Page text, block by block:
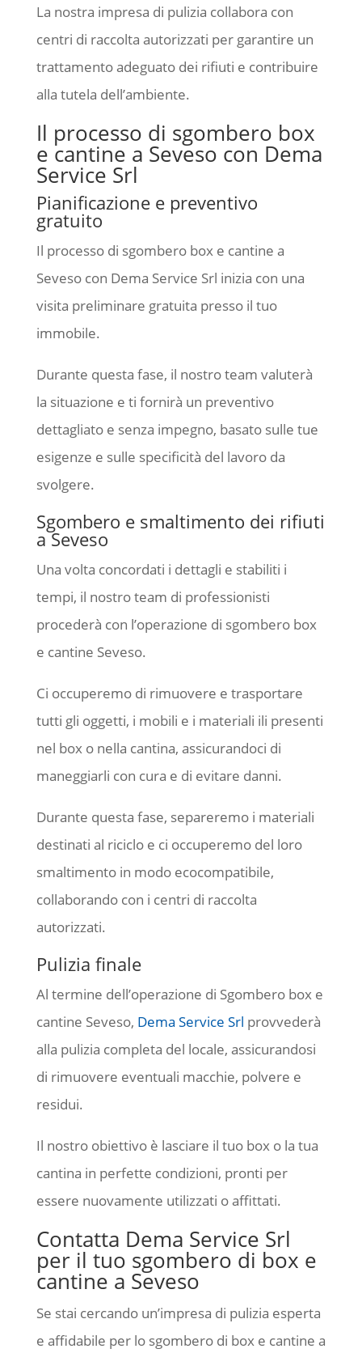
La nostra impresa di pulizia collabora con
centri di raccolta autorizzati per garantire un
trattamento adeguato dei rifiuti e contribuire
alla tutela dell’ambiente.
Il processo di sgombero box
e cantine a Seveso con Dema
Service Srl
Pianificazione e preventivo
gratuito
Il processo di sgombero box e cantine a
Seveso con Dema Service Srl inizia con una
visita preliminare gratuita presso il tuo
immobile.
Durante questa fase, il nostro team valuterà
la situazione e ti fornirà un preventivo
dettagliato e senza impegno, basato sulle tue
esigenze e sulle specificità del lavoro da
svolgere.
Sgombero e smaltimento dei rifiuti
a Seveso
Una volta concordati i dettagli e stabiliti i
tempi, il nostro team di professionisti
procederà con l’operazione di sgombero box
e cantine Seveso.
Ci occuperemo di rimuovere e trasportare
tutti gli oggetti, i mobili e i materiali ili presenti
nel box o nella cantina, assicurandoci di
maneggiarli con cura e di evitare danni.
Durante questa fase, separeremo i materiali
destinati al riciclo e ci occuperemo del loro
smaltimento in modo ecocompatibile,
collaborando con i centri di raccolta
autorizzati.
Pulizia finale
Al termine dell’operazione di Sgombero box e
cantine Seveso, Dema Service Srl provvederà
alla pulizia completa del locale, assicurandosi
di rimuovere eventuali macchie, polvere e
residui.
Il nostro obiettivo è lasciare il tuo box o la tua
cantina in perfette condizioni, pronti per
essere nuovamente utilizzati o affittati.
Contatta Dema Service Srl
per il tuo sgombero di box e
cantine a Seveso
Se stai cercando un’impresa di pulizia esperta
e affidabile per lo sgombero di box e cantine a